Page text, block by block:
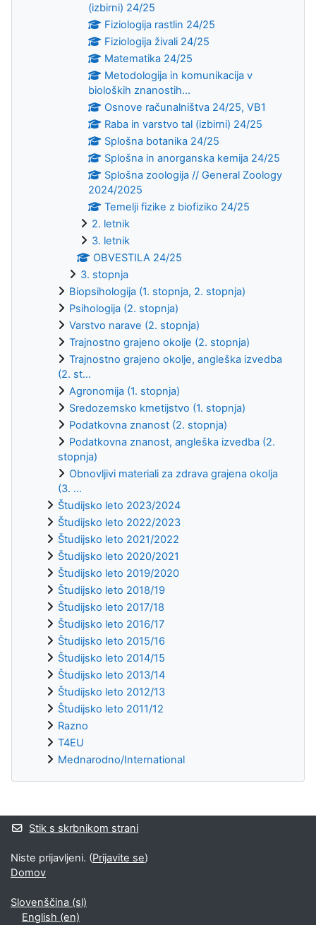
(izbirni) 24/25
Fiziologija rastlin 24/25
Fiziologija živali 24/25
Matematika 24/25
Metodologija in komunikacija v
bioloških znanostih...
Osnove računalništva 24/25, VB1
Raba in varstvo tal (izbirni) 24/25
Splošna botanika 24/25
Splošna in anorganska kemija 24/25
Splošna zoologija // General Zoology
2024/2025
Temelji fizike z biofiziko 24/25
2. letnik
3. letnik
OBVESTILA 24/25
3. stopnja
Biopsihologija (1. stopnja, 2. stopnja)
Psihologija (2. stopnja)
Varstvo narave (2. stopnja)
Trajnostno grajeno okolje (2. stopnja)
Trajnostno grajeno okolje, angleška izvedba
(2. st...
Agronomija (1. stopnja)
Sredozemsko kmetijstvo (1. stopnja)
Podatkovna znanost (2. stopnja)
Podatkovna znanost, angleška izvedba (2.
stopnja)
Obnovljivi materiali za zdrava grajena okolja
(3. ...
Študijsko leto 2023/2024
Študijsko leto 2022/2023
Študijsko leto 2021/2022
Študijsko leto 2020/2021
Študijsko leto 2019/2020
Študijsko leto 2018/19
Študijsko leto 2017/18
Študijsko leto 2016/17
Študijsko leto 2015/16
Študijsko leto 2014/15
Študijsko leto 2013/14
Študijsko leto 2012/13
Študijsko leto 2011/12
Razno
T4EU
Mednarodno/International
Supplementary blocks
Stik s skrbnikom strani
Niste prijavljeni. (Prijavite se)
Domov
Slovenščina ‎(sl)‎
English ‎(en)‎